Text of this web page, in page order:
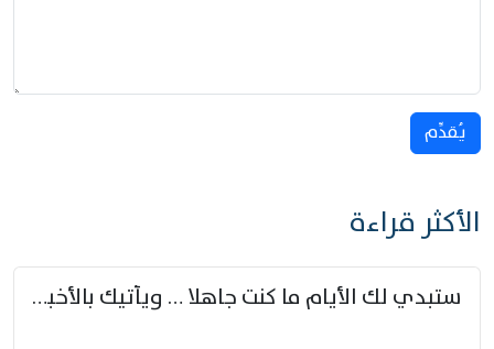
يُقدِّم
الأكثر قراءة
ستبدي لك الأيام ما كنت جاهلا … ويأتيك بالأخبار من لم تزوّد